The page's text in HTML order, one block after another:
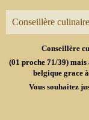
Conseillère culinaire
Conseillère
(01 proche 71/39)
belgique grace
Vous souhaitez